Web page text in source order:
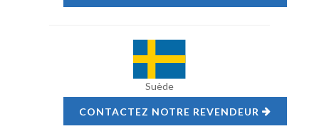
Suède
CONTACTEZ NOTRE REVENDEUR